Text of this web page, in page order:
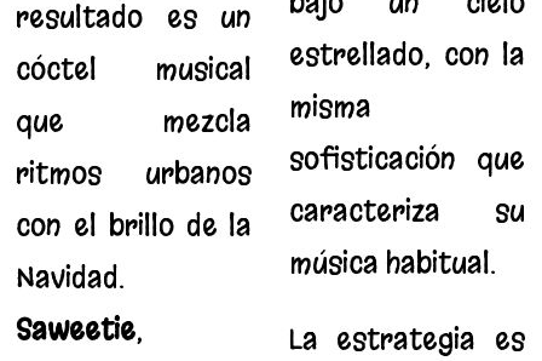
resultado es un
cóctel musical
que mezcla
ritmos urbanos
con el brillo de la
Navidad.
Saweetie,
estrellado, con la
misma
sofisticación que
caracteriza su
música habitual.
La estrategia es